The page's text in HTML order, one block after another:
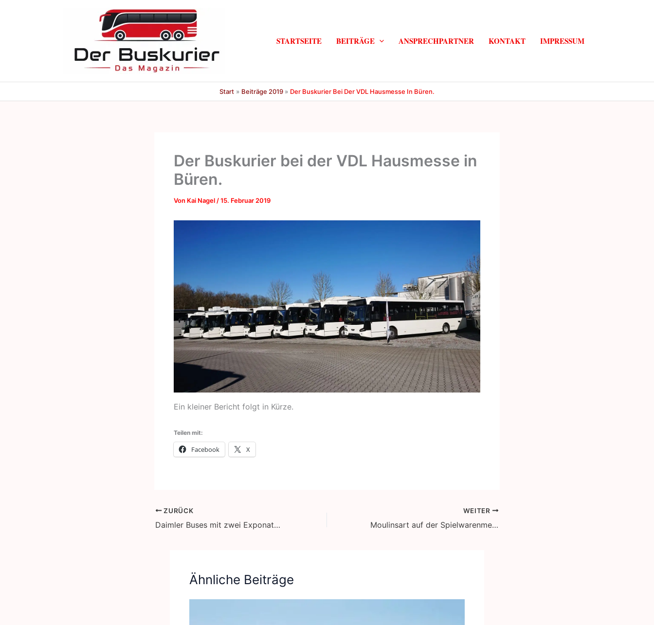
STARTSEITE BEITRÄGE ANSPRECHPARTNER KONTAKT IMPRESSUM
Start Beiträge 2019 Der Buskurier Bei Der VDL Hausmesse In Büren.
Der Buskurier bei der VDL Hausmesse in
Büren.
Von Kai Nagel /15. Februar 2019
Ein kleiner Bericht folgt in Kürze.
Teilen mit:
Facebook X
ZURÜCK
Daimler Buses mit zwei Exponaten auf der „Retro Classics 2019“
WEITER
Moulinsart auf der Spielwarenmesse in Nürnberg
Ähnliche Beiträge